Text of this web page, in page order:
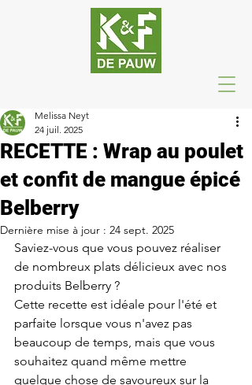
RECETTE : Wrap au poulet
et confit de mangue épicé
Belberry
Melissa Neyt
24 juil. 2025
Dernière mise à jour : 24 sept. 2025
Saviez-vous que vous pouvez réaliser
de nombreux plats délicieux avec nos
produits Belberry ?
Cette recette est idéale pour l'été et
parfaite lorsque vous n'avez pas
beaucoup de temps, mais que vous
souhaitez quand même mettre
quelque chose de savoureux sur la